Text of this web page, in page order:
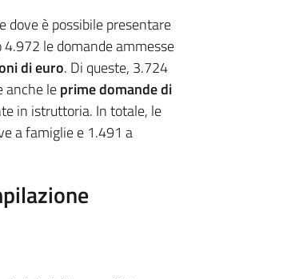
dove è possibile presentare
le domande ammesse
di euro. Di queste, 3.724
anche leprime domande di
in istruttoria. In totale, le
a famiglie e 1.491 a